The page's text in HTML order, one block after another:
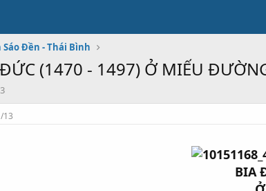
Đền - Thái Bình
(1470 - 1497) Ở MIẾU
13
BIA